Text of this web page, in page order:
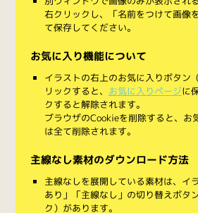
右クリックし、「名前をつけて画像
て保存してください。
お気に入り機能について
イラストの右上のお気に入りボタン
リックすると、 お気に入りページに
クすると解除されます。
ブラウザのCookieを削除すると、お
は全て削除されます。
主線なし素材のダウンロード方法
主線なしを展開している素材は、イ
あり」「主線なし」の切り替えボ
ク）があります。